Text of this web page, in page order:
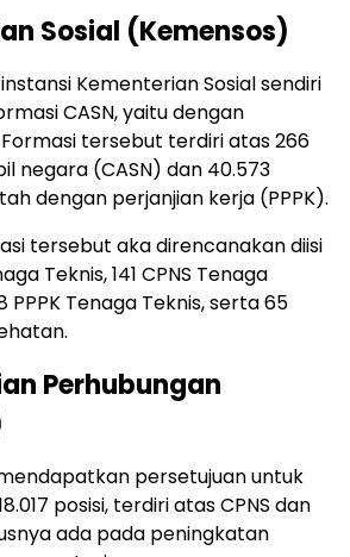
Sosial (Kemensos)
Kementerian Sosial sendiri
CASN, yaitu dengan
tersebut terdiri atas 266
negara (CASN) dan 40.573
dengan perjanjian kerja (PPPK).
tersebut aka direncanakan diisi
Teknis, 141 CPNS Tenaga
PPPK Tenaga Teknis, serta 65
Perhubungan
persetujuan untuk
posisi, terdiri atas CPNS dan
ada pada peningkatan